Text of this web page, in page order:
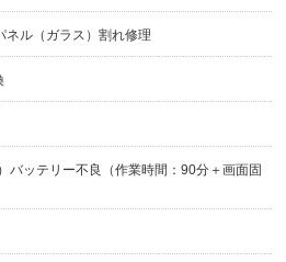
ル（ガラス）割れ修理
バッテリー不良（作業時間：90分＋画面固